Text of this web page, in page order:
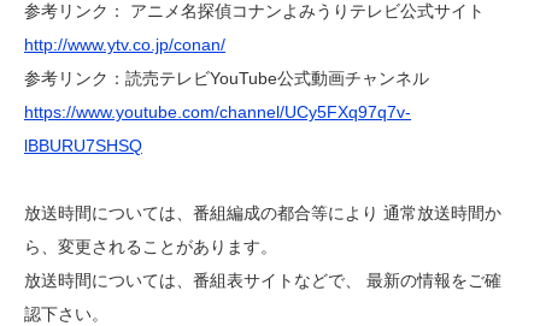
参考リンク： アニメ名探偵コナンよみうりテレビ公式サイト
http://www.ytv.co.jp/conan/
参考リンク：読売テレビYouTube公式動画チャンネル
https://www.youtube.com/channel/UCy5FXq97q7v-
lBBURU7SHSQ
放送時間については、番組編成の都合等により 通常放送時間か
ら、変更されることがあります。
放送時間については、番組表サイトなどで、 最新の情報をご確
認下さい。